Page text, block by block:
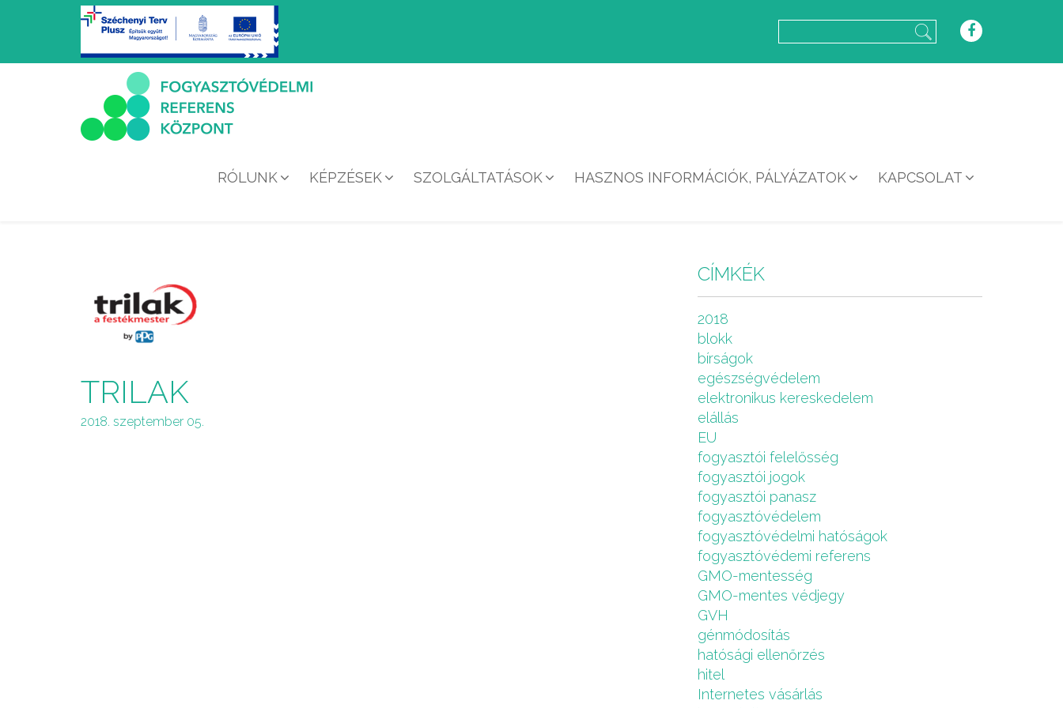
RÓLUNK KÉPZÉSEK SZOLGÁLTATÁSOK HASZNOS INFORMÁCIÓK, PÁLYÁZATOK KAPCSOLAT
TRILAK
2018. szeptember 05.
CÍMKÉK
2018
blokk
bírságok
egészségvédelem
elektronikus kereskedelem
elállás
EU
fogyasztói felelősség
fogyasztói jogok
fogyasztói panasz
fogyasztóvédelem
fogyasztóvédelmi hatóságok
fogyasztóvédemi referens
GMO-mentesség
GMO-mentes védjegy
GVH
génmódosítás
hatósági ellenőrzés
hitel
Internetes vásárlás